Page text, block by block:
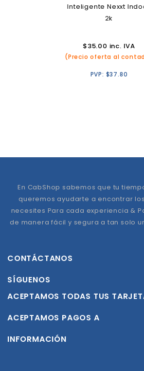
Inteligente Nexxt
2k
$35.00 inc. IVA
(Precio oferta al
PVP: $37.80
En CabShop sabemos que tu
queremos ayudarte a encontrar
necesites Para cada experiencia &
de manera fácil y segura a tan solo
CONTÁCTANOS
SÍGUENOS
ACEPTAMOS TODAS TUS
ACEPTAMOS PAGOS A
INFORMACIÓN